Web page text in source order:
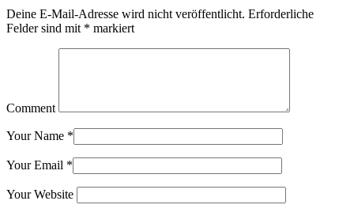
Deine E-Mail-Adresse wird nicht veröffentlicht. Erforderliche
Felder sind mit * markiert
Comment
Your Name *
Your Email *
Your Website